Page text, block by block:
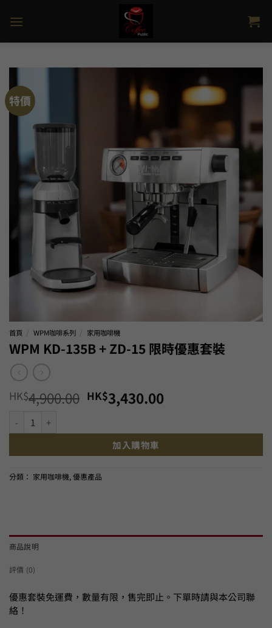
特價
首頁 / WPM咖啡系列 / 家用咖啡機
WPM KD-135B + ZD-15 限時優惠套裝
HK$4,900.00 Original
price
HK$4,900.00.
HK$3,430.00Current
HK$3,430.00.
加入購物車
分類： 家用咖啡機, 優惠產品
商品說明
評價 (0)
優惠套裝免運費，數量有限，售完即止。下單時請與本公司聯
絡！